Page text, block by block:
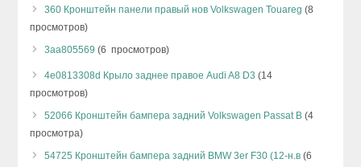
360 Кронштейн панели правый нов Volkswagen Touareg (8
просмотров)
3aa805569 (6 просмотров)
4e0813308d Крыло заднее правое Audi A8 D3 (14
просмотров)
52066 Кронштейн бампера задний Volkswagen Passat B (4
просмотра)
54725 Кронштейн бампера задний BMW 3er F30 (12-н.в (6